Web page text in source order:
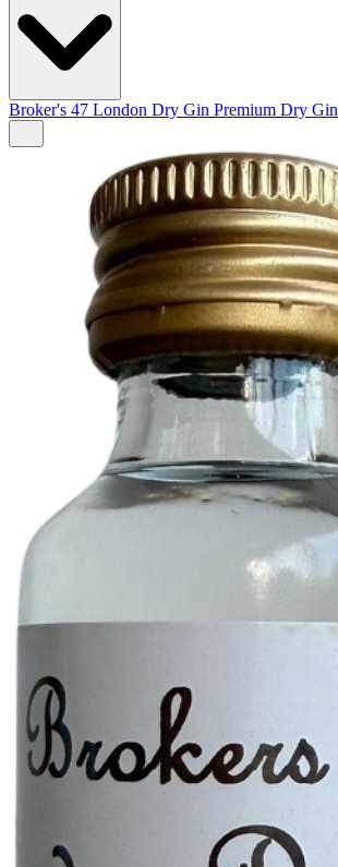
Broker's 47 London Dry Gin Premium Dry Gin